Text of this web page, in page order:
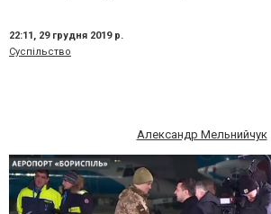
22:11, 29 грудня 2019 р.
Суспільство
Александр Мельнийчук